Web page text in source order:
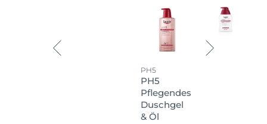
PH5
PH5
Pflegendes
Duschgel
& Öl